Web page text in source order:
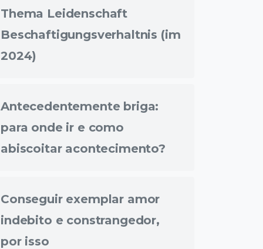
Thema Leidenschaft
Beschaftigungsverhaltnis (im
2024)
Antecedentemente briga:
para onde ir e como
abiscoitar acontecimento?
Conseguir exemplar amor
indebito e constrangedor,
por isso